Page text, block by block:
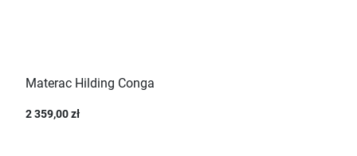
Materac Hilding Conga
2 359,00 zł